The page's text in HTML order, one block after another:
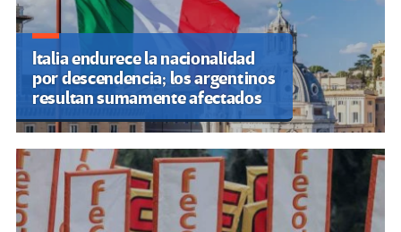
Italia endurece la nacionalidad
por descendencia; los argentinos
resultan sumamente afectados